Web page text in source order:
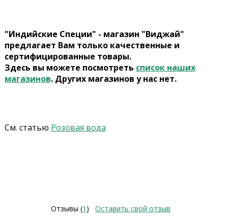
"Индийские Специи" - магазин "Виджай"
предлагает Вам только качественные и
сертифицированные товары.
Здесь вы можете посмотреть список наших
магазинов. Других магазинов у нас нет.
См. статью Розовая вода
Отзывы (1 ) Оставить свой отзыв